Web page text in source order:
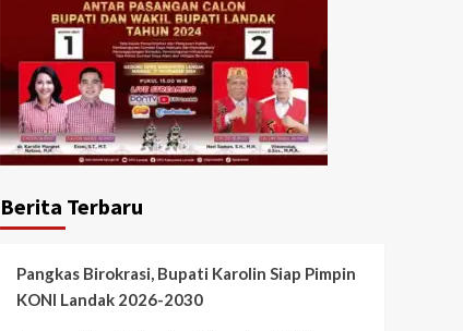
Berita Terbaru
Pangkas Birokrasi, Bupati Karolin Siap Pimpin
KONI Landak 2026-2030